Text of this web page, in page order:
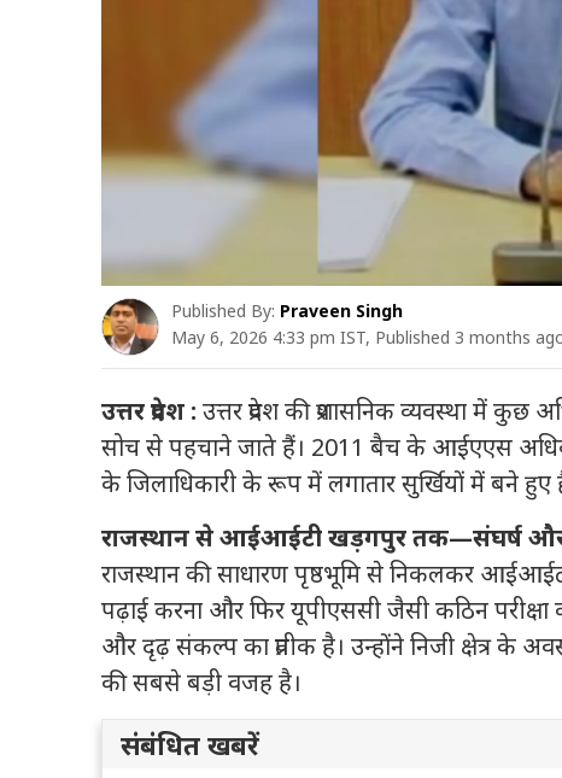
Published By: Praveen Singh
May 6, 2026 4:33 pm IST, Published 3 months
उत्तर प्रदेश : उत्तर प्रदेश की प्रशासनिक व्यवस्था में
सोच से पहचाने जाते हैं। 2011 बैच के आईएएस
के जिलाधिकारी के रूप में लगातार सुर्खियों में बने हुए
राजस्थान से आईआईटी खड़गपुर तक—संघर्ष
राजस्थान की साधारण पृष्ठभूमि से निकलकर
पढ़ाई करना और फिर यूपीएससी जैसी कठिन
और दृढ़ संकल्प का प्रतीक है। उन्होंने निजी क्षेत्र के
की सबसे बड़ी वजह है।
संबंधित खबरें